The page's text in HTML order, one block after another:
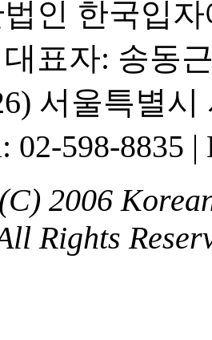
인 한국입
대표자: 송동
서울특별
02-598-8835 |
2006
Rights